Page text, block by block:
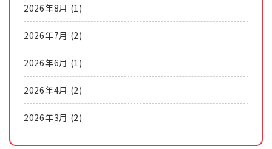
2026年8月 (1)
2026年7月 (2)
2026年6月 (1)
2026年4月 (2)
2026年3月 (2)